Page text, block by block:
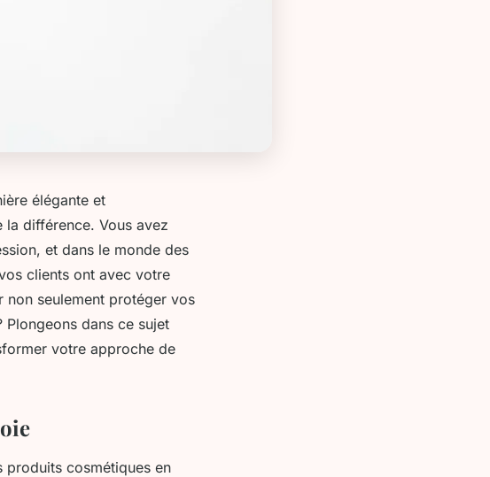
élégante et
la différence. Vous avez
et dans le monde des
clients ont avec votre
seulement protéger vos
dans ce sujet
votre approche de
produits cosmétiques en